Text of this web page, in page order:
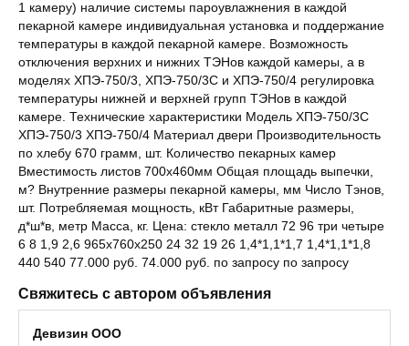
1 камеру) наличие системы пароувлажнения в каждой
пекарной камере индивидуальная установка и поддержание
температуры в каждой пекарной камере. Возможность
отключения верхних и нижних ТЭНов каждой камеры, а в
моделях ХПЭ-750/3, ХПЭ-750/3С и ХПЭ-750/4 регулировка
температуры нижней и верхней групп ТЭНов в каждой
камере. Технические характеристики Модель ХПЭ-750/3С
ХПЭ-750/3 ХПЭ-750/4 Материал двери Производительность
по хлебу 670 грамм, шт. Количество пекарных камер
Вместимость листов 700x460мм Общая площадь выпечки,
м? Внутренние размеры пекарной камеры, мм Число Тэнов,
шт. Потребляемая мощность, кВт Габаритные размеры,
д*ш*в, метр Масса, кг. Цена: стекло металл 72 96 три четыре
6 8 1,9 2,6 965x760x250 24 32 19 26 1,4*1,1*1,7 1,4*1,1*1,8
440 540 77.000 руб. 74.000 руб. по запросу по запросу
Свяжитесь с автором объявления
Девизин ООО